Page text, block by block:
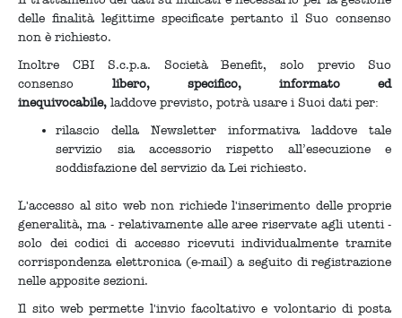
delle finalità legittime specificate pertanto il Suo consenso
non è richiesto.
Inoltre CBI S.c.p.a. Società Benefit, solo previo Suo
consenso libero, specifico, informato ed
inequivocabile, laddove previsto, potrà usare i Suoi dati per:
rilascio della Newsletter informativa laddove tale
servizio sia accessorio rispetto all’esecuzione e
soddisfazione del servizio da Lei richiesto.
L'accesso al sito web non richiede l'inserimento delle proprie
generalità, ma - relativamente alle aree riservate agli utenti -
solo dei codici di accesso ricevuti individualmente tramite
corrispondenza elettronica (e-mail) a seguito di registrazione
nelle apposite sezioni.
Il sito web permette l'invio facoltativo e volontario di posta